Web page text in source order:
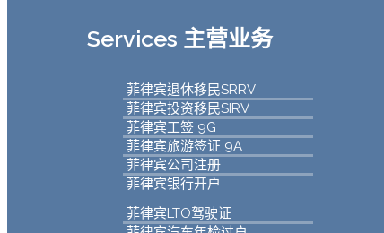
Services 主营业务
菲律宾退休移民SRRV
菲律宾投资移民SIRV
菲律宾工签 9G
菲律宾旅游签证 9A
菲律宾公司注册
菲律宾银行开户
菲律宾LTO驾驶证